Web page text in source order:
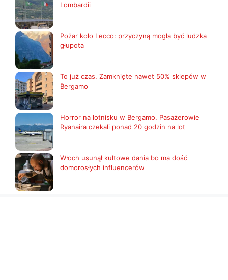
Lombardii
Pożar koło Lecco: przyczyną mogła być ludzka
głupota
To już czas. Zamknięte nawet 50% sklepów w
Bergamo
Horror na lotnisku w Bergamo. Pasażerowie
Ryanaira czekali ponad 20 godzin na lot
Włoch usunął kultowe dania bo ma dość
domorosłych influencerów